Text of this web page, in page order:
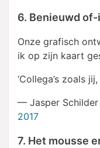
6. Benieuwd
Onze grafisch
ik op zijn kaart
‘Collega’s zoals
— Jasper Schilder
2017
7. Het mousse